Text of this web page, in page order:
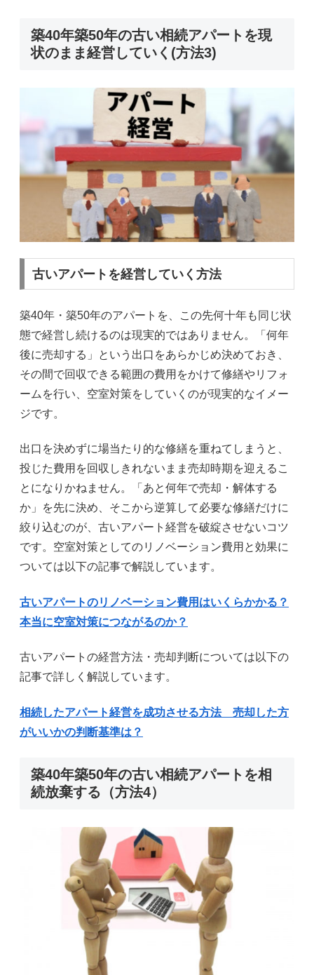
築40年築50年の古い相続アパートを現
状のまま経営していく(方法3)
古いアパートを経営していく方法
築40年・築50年のアパートを、この先何十年も同じ状
態で経営し続けるのは現実的ではありません。「何年
後に売却する」という出口をあらかじめ決めておき、
その間で回収できる範囲の費用をかけて修繕やリフォ
ームを行い、空室対策をしていくのが現実的なイメー
ジです。
出口を決めずに場当たり的な修繕を重ねてしまうと、
投じた費用を回収しきれないまま売却時期を迎えるこ
とになりかねません。「あと何年で売却・解体する
か」を先に決め、そこから逆算して必要な修繕だけに
絞り込むのが、古いアパート経営を破綻させないコツ
です。空室対策としてのリノベーション費用と効果に
ついては以下の記事で解説しています。
古いアパートのリノベーション費用はいくらかかる？
本当に空室対策につながるのか？
古いアパートの経営方法・売却判断については以下の
記事で詳しく解説しています。
相続したアパート経営を成功させる方法 売却した方
がいいかの判断基準は？
築40年築50年の古い相続アパートを相
続放棄する（方法4）